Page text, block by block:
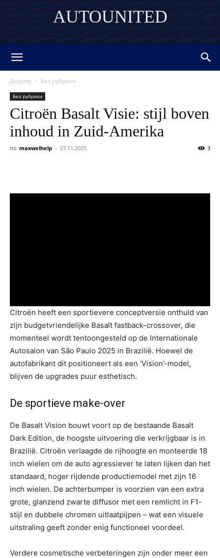
AUTOUNITED
Додому Без рубрики
Без рубрики
Citroën Basalt Visie: stijl boven
inhoud in Zuid-Amerika
по maxwelhelp - 27.11.2025 3
Citroën heeft een sportievere conceptversie onthuld van
zijn budgetvriendelijke Basalt fastback-crossover, die
momenteel wordt tentoongesteld op de Internationale
Autosalon van São Paulo 2025 in Brazilië. Hoewel de
autofabrikant dit positioneert als een ‘Vision’-model,
blijven de upgrades puur esthetisch.
De sportieve make-over
De Basalt Vision bouwt voort op de bestaande Basalt
Dark Edition, de hoogste uitvoering die verkrijgbaar is in
Brazilië. Citroën verlaagde de rijhoogte en monteerde 18
inch wielen om de auto agressiever te laten lijken dan het
standaard, hoger rijdende productiemodel met zijn 16
inch wielen. De achterbumper is voorzien van een extra
grote, glanzend zwarte diffusor met een remlicht in F1-
stijl en dubbele chromen uitlaatpijpen – wat een visuele
uitstraling geeft zonder enig functioneel voordeel.
Verdere cosmetische verbeteringen zijn onder meer een